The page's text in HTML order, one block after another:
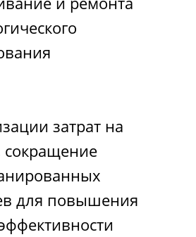
затрат на
сокращение
для повышения